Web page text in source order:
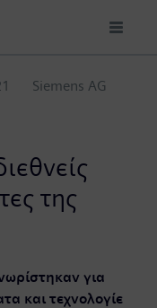
Siemens AG
της
για
και τεχνολογίε